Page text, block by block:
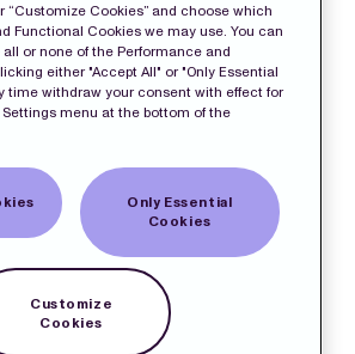
“Customize Cookies” and choose which
Functional Cookies we may use. You can
or none of the Performance and
either "Accept All" or "Only Essential
time withdraw your consent with effect for
menu at the bottom of the
Only Essential
Cookies
Customize
Cookies